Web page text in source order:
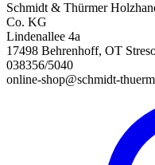
Schmidt & Thürmer
Co. KG
Lindenallee 4a
17498 Behrenhoff, OT
038356/5040
online-shop@schmidt-